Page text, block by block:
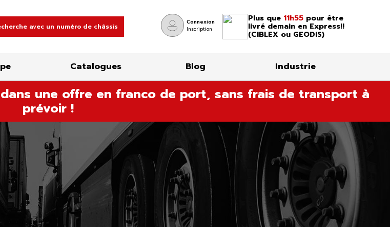
une offre en franco de port, sans frais de transport à
prévoir !
avec un numéro de châssis
Connexion
Inscription
Plus que 11h55 pour être
livré demain en Express!!
(CIBLEX ou GEODIS)
Catalogues Blog Industrie